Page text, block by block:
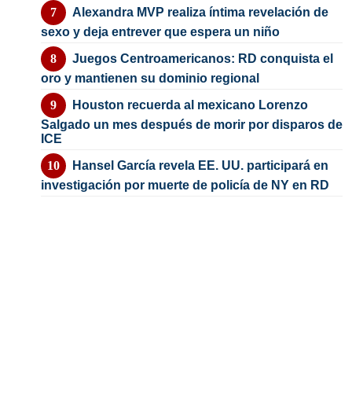
Alexandra MVP realiza íntima revelación de
sexo y deja entrever que espera un niño
Juegos Centroamericanos: RD conquista el
oro y mantienen su dominio regional
Houston recuerda al mexicano Lorenzo
Salgado un mes después de morir por disparos de
ICE
Hansel García revela EE. UU. participará en
investigación por muerte de policía de NY en RD